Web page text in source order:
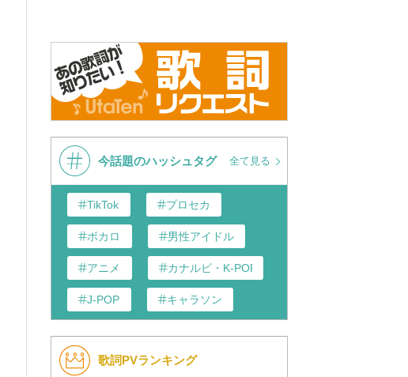
今話題のハッシュタグ 全て見る
TikTok プロセカ
ボカロ 男性アイドル
アニメ カナルビ・K-POP和訳
J-POP キャラソン
K-POP 演歌・歌謡
歌詞PVランキング